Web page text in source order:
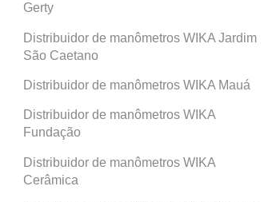
Gerty
Distribuidor de manômetros WIKA Jardim
São Caetano
Distribuidor de manômetros WIKA Mauá
Distribuidor de manômetros WIKA
Fundação
Distribuidor de manômetros WIKA
Cerâmica